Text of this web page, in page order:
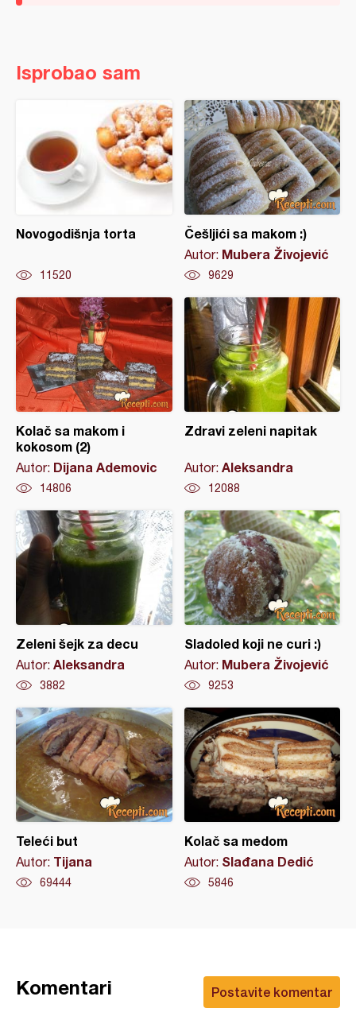
Isprobao sam
Novogodišnja torta
11520
Češljići sa makom :)
Autor: Mubera Živojević
9629
Kolač sa makom i
kokosom (2)
Autor: Dijana Ademovic
14806
Zdravi zeleni napitak
Autor: Aleksandra
12088
Zeleni šejk za decu
Autor: Aleksandra
3882
Sladoled koji ne curi :)
Autor: Mubera Živojević
9253
Teleći but
Autor: Tijana
69444
Kolač sa medom
Autor: Slađana Dedić
5846
Postavite komentar
Komentari